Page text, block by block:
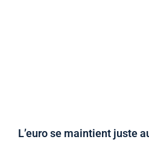
L’euro se maintient juste